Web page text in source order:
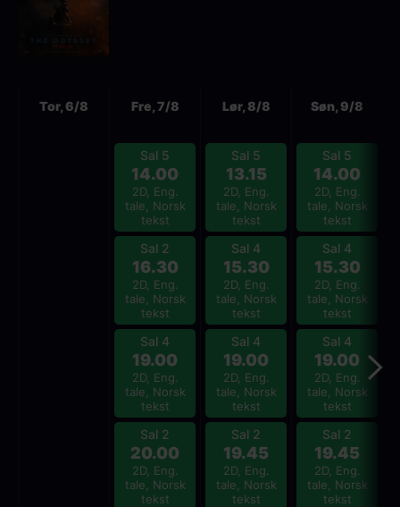
Tor, 6/8 Fre, 7/8
Sal 5
14.00
2D, Eng.
tale, Norsk
tekst
Sal 2
16.30
2D, Eng.
tale, Norsk
tekst
Sal 4
19.00
2D, Eng.
tale, Norsk
tekst
Sal 2
20.00
2D, Eng.
tale, Norsk
tekst
Lør, 8/8
Sal 5
13.15
2D, Eng.
tale, Norsk
tekst
Sal 4
15.30
2D, Eng.
tale, Norsk
tekst
Sal 4
19.00
2D, Eng.
tale, Norsk
tekst
Sal 2
19.45
2D, Eng.
tale, Norsk
tekst
Søn, 9/8
Sal 5
14.00
2D, Eng.
tale, Norsk
tekst
Sal 4
15.30
2D, Eng.
tale, Norsk
tekst
Sal 4
19.00
2D, Eng.
tale, Norsk
tekst
Sal 2
19.45
2D, Eng.
tale, Norsk
tekst